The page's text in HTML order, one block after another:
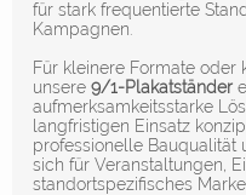
für stark frequentierte
Kampagnen.
Für kleinere Formate
unsere 9/1-Plakatständer
aufmerksamkeitsstarke
langfristigen Einsatz
professionelle Bauqualität
sich für Veranstaltungen,
standortspezifisches